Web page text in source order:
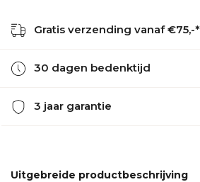
Gratis verzending vanaf €75,-*
30 dagen bedenktijd
3 jaar garantie
Uitgebreide productbeschrijving